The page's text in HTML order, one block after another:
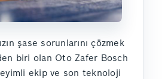
şase sorunlarını çözmek
biri olan Oto Zafer Bosch
ekip ve son teknoloji